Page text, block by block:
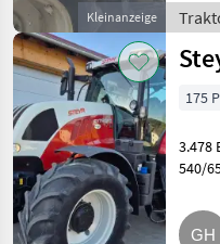
Kleinanzeige
175
3.478 Bstd., Bj.
540/65 R
ECO, S-Tech 700 Monitor, 4 dw
el. Stg., 1